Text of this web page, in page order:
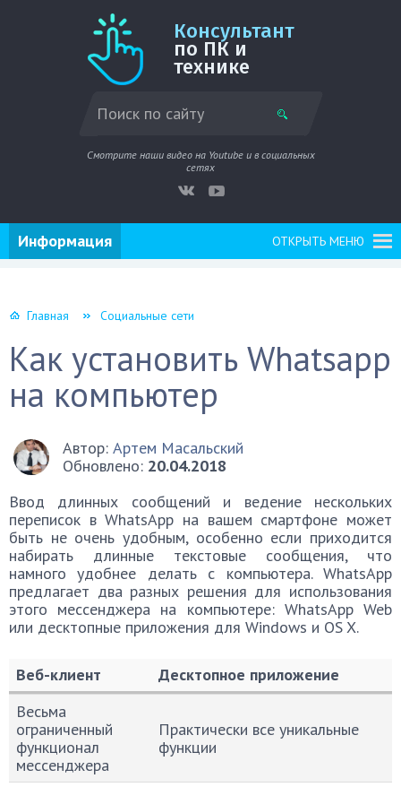
Консультант
по ПК и
технике
Смотрите наши видео на Youtube и в социальных
сетях
ОТКРЫТЬ МЕНЮ
Информация
Главная Социальные сети
Как установить Whatsapp
на компьютер
Автор: Артем Масальский
Обновлено: 20.04.2018
Ввод длинных сообщений и ведение нескольких
переписок в WhatsApp на вашем смартфоне может
быть не очень удобным, особенно если приходится
набирать длинные текстовые сообщения, что
намного удобнее делать с компьютера. WhatsApp
предлагает два разных решения для использования
этого мессенджера на компьютере: WhatsApp Web
или десктопные приложения для Windows и OS X.
Веб-клиент
Десктопное приложение
Веб-клиент
Весьма
ограниченный
функционал
мессенджера
Практически все уникальные
функции